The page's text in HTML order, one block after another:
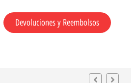
Devoluciones y Reembolsos